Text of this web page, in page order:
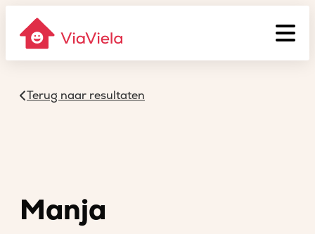
Terug naar resultaten
Manja